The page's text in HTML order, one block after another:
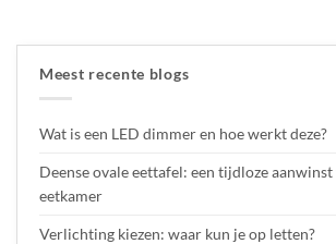
Meest recente blogs
Wat is een LED dimmer en hoe werkt deze?
Deense ovale eettafel: een tijdloze
eetkamer
Verlichting kiezen: waar kun je op letten?